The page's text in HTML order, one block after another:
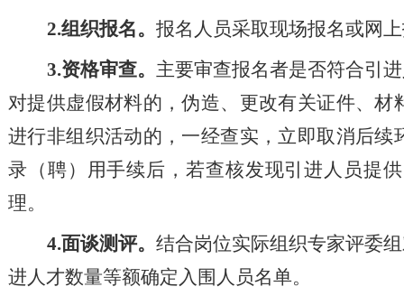
2.组织报名。 报名人员采取现场报名或网
3.资格审查。 主要审查报名者是否符合引
对提供虚假材料的，伪造、更改有关证件、
进行非组织活动的，一经查实，立即取消后续
录 （聘）
用手续后，若查核发现引进人员提
理。
4.面谈测评。 结合岗位实际组织专家评委
进人才数量等额确定入围人员名单。